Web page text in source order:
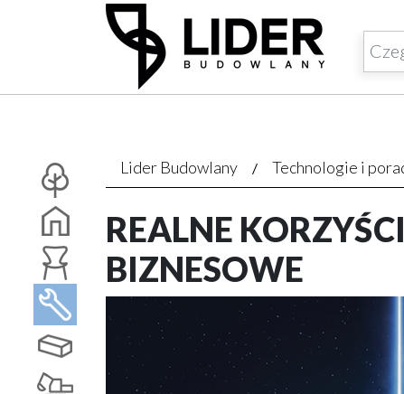
Lider Budowlany Technologie i
REALNE
BIZNESOWE